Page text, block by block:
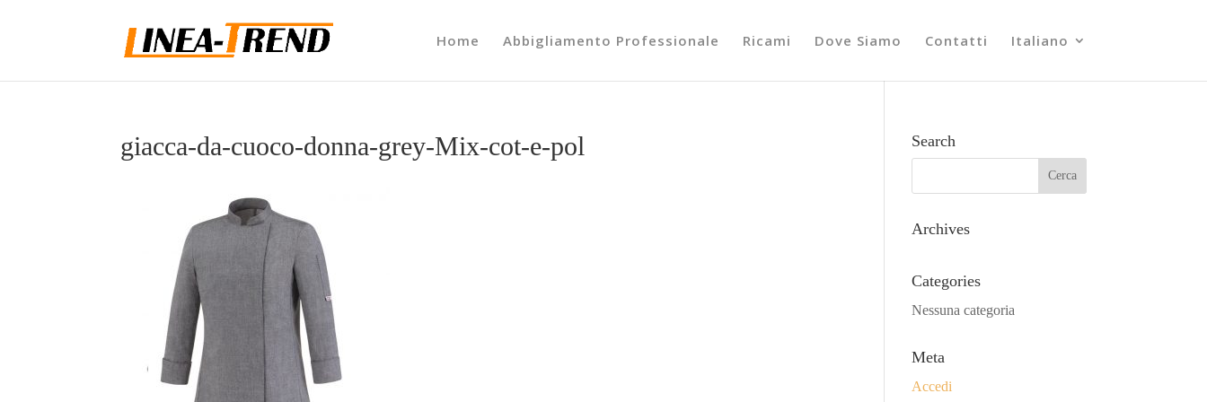
Home Abbigliamento Professionale Ricami Dove Siamo Contatti Italiano
giacca-da-cuoco-donna-grey-Mix-cot-e-pol Search
Archives
Categories
Nessuna categoria
Meta
Accedi